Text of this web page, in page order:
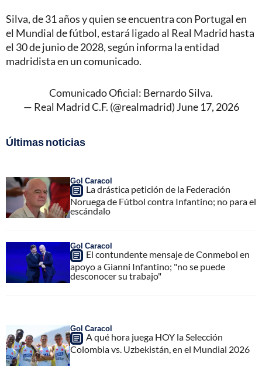
Silva, de 31 años y quien se encuentra con Portugal en
el Mundial de fútbol, estará ligado al Real Madrid hasta
el 30 de junio de 2028, según informa la entidad
madridista en un comunicado.
Comunicado Oficial: Bernardo Silva.
— Real Madrid C.F. (@realmadrid) June 17, 2026
Últimas noticias
Gol Caracol
La drástica petición de la Federación
Noruega de Fútbol contra Infantino; no para el
escándalo
Gol Caracol
El contundente mensaje de Conmebol en
apoyo a Gianni Infantino; "no se puede
desconocer su trabajo"
Gol Caracol
A qué hora juega HOY la Selección
Colombia vs. Uzbekistán, en el Mundial 2026